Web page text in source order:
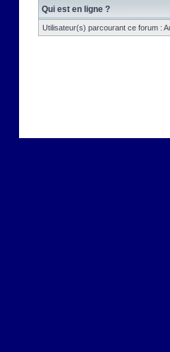
Qui est en ligne ?
Utilisateur(s) parcourant ce forum :